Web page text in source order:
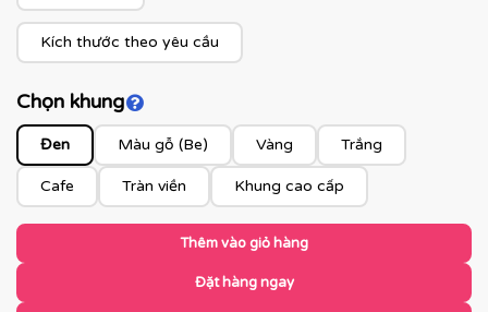
Kích thước theo yêu cầu
Chọn khungClick để xem màu khung
Đen Màu gỗ (Be) Vàng Trắng
Cafe Tràn viền Khung cao cấp
Thêm vào giỏ hàng
Đặt hàng ngay